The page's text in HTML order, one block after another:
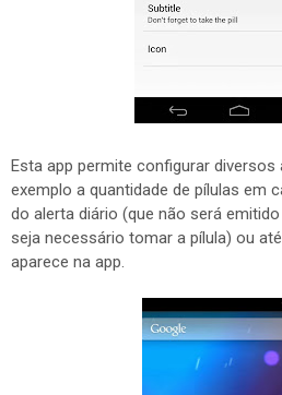
Esta app permite configurar
exemplo a quantidade de pílulas em
do alerta diário (que não será
seja necessário tomar a pílula) ou
aparece na app.